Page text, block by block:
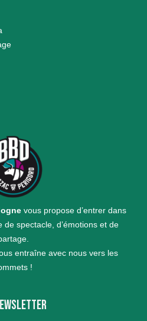
vous propose d’entrer dans
spectacle, d’émotions et de
entraîne avec nous vers les
!